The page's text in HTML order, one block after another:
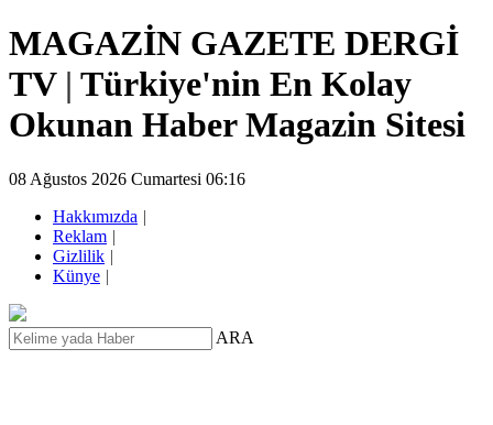
MAGAZİN GAZETE DERGİ
TV | Türkiye'nin En Kolay
Okunan Haber Magazin Sitesi
08 Ağustos 2026 Cumartesi 06:16
Hakkımızda |
Reklam |
Gizlilik |
Künye |
ARA